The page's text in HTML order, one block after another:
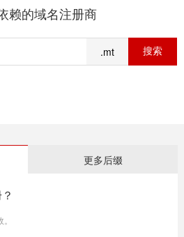
赖的域名注册商
.mt
更多后缀